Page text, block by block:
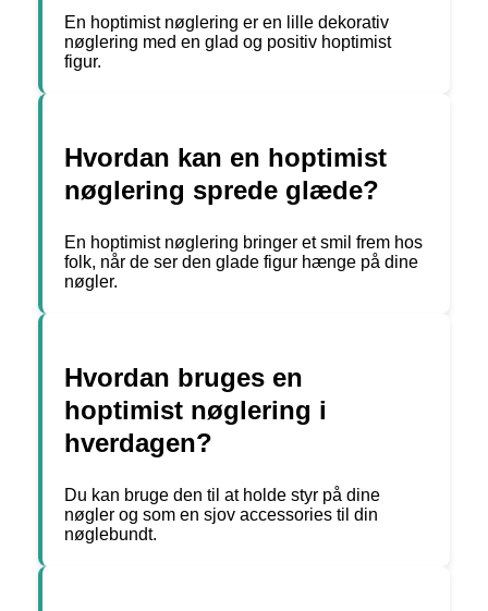
En hoptimist nøglering er en lille dekorativ
nøglering med en glad og positiv hoptimist
figur.
Hvordan kan en hoptimist
nøglering sprede glæde?
En hoptimist nøglering bringer et smil frem hos
folk, når de ser den glade figur hænge på dine
nøgler.
Hvordan bruges en
hoptimist nøglering i
hverdagen?
Du kan bruge den til at holde styr på dine
nøgler og som en sjov accessories til din
nøglebundt.